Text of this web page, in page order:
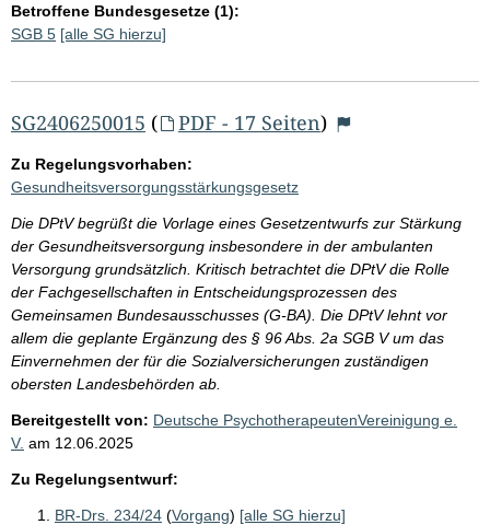
Betroffene Bundesgesetze (1):
SGB 5 [alle SG hierzu]
SG2406250015 ( PDF - 17 Seiten)
Zu Regelungsvorhaben:
Gesundheitsversorgungsstärkungsgesetz
Die DPtV begrüßt die Vorlage eines Gesetzentwurfs zur Stärkung
der Gesundheitsversorgung insbesondere in der ambulanten
Versorgung grundsätzlich. Kritisch betrachtet die DPtV die Rolle
der Fachgesellschaften in Entscheidungsprozessen des
Gemeinsamen Bundesausschusses (G-BA). Die DPtV lehnt vor
allem die geplante Ergänzung des § 96 Abs. 2a SGB V um das
Einvernehmen der für die Sozialversicherungen zuständigen
obersten Landesbehörden ab.
Bereitgestellt von: Deutsche PsychotherapeutenVereinigung e.
V. am 12.06.2025
Zu Regelungsentwurf:
BR-Drs. 234/24 (Vorgang) [alle SG hierzu]